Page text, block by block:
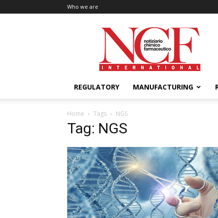
Who we are
NCF
International
REGULATORY MANUFACTURING
Home Tags NGS
Tag: NGS